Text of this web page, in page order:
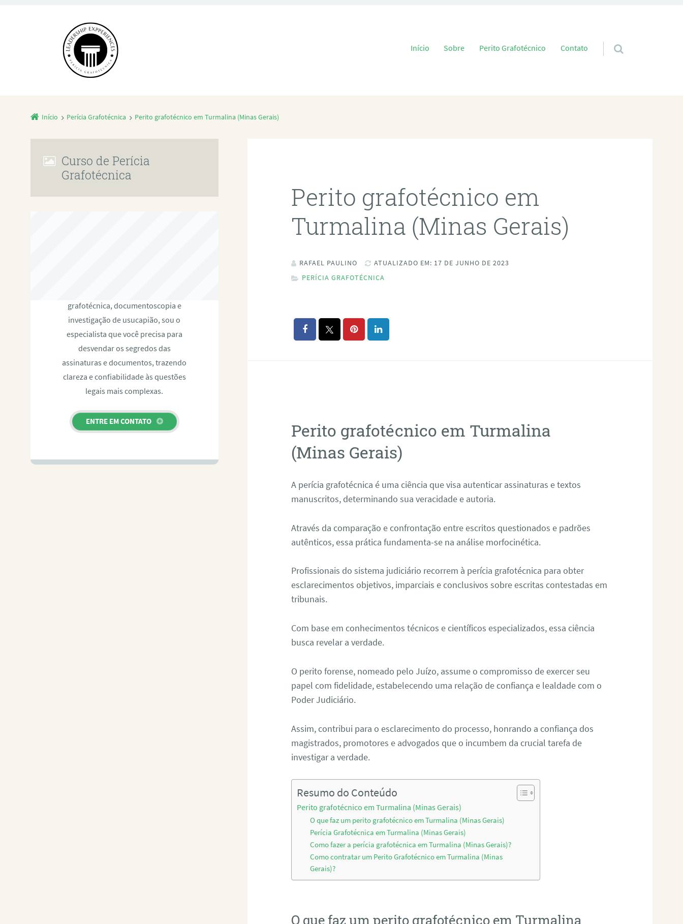
Pular para o conteúdo
Início Sobre Perito Grafotécnico Contato
Início Perícia Grafotécnica Perito grafotécnico em Turmalina (Minas Gerais)
Perito grafotécnico em
Turmalina (Minas Gerais)
RAFAEL PAULINO
ATUALIZADO EM: 17 DE JUNHO DE 2023
PERÍCIA GRAFOTÉCNICA
Perito grafotécnico em Turmalina
(Minas Gerais)
A perícia grafotécnica é uma ciência que visa autenticar assinaturas e textos
manuscritos, determinando sua veracidade e autoria.
Através da comparação e confrontação entre escritos questionados e padrões
autênticos, essa prática fundamenta-se na análise morfocinética.
Profissionais do sistema judiciário recorrem à perícia grafotécnica para obter
esclarecimentos objetivos, imparciais e conclusivos sobre escritas contestadas em
tribunais.
Com base em conhecimentos técnicos e científicos especializados, essa ciência
busca revelar a verdade.
O perito forense, nomeado pelo Juízo, assume o compromisso de exercer seu
papel com fidelidade, estabelecendo uma relação de confiança e lealdade com o
Poder Judiciário.
Assim, contribui para o esclarecimento do processo, honrando a confiança dos
magistrados, promotores e advogados que o incumbem da crucial tarefa de
investigar a verdade.
Resumo do Conteúdo
Perito grafotécnico em Turmalina (Minas Gerais)
O que faz um perito grafotécnico em Turmalina (Minas Gerais)
Perícia Grafotécnica em Turmalina (Minas Gerais)
Como fazer a perícia grafotécnica em Turmalina (Minas Gerais)?
Como contratar um Perito Grafotécnico em Turmalina (Minas
Gerais)?
O que faz um perito grafotécnico em Turmalina
Curso de Perícia
Grafotécnica
grafotécnica, documentoscopia e
investigação de usucapião, sou o
especialista que você precisa para
desvendar os segredos das
assinaturas e documentos, trazendo
clareza e confiabilidade às questões
legais mais complexas.
ENTRE EM CONTATO